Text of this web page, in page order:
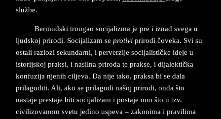
službe.
Bermudski trougao socijalizma je pre i iznad svega u
ljudskoj prirodi. Socijalizam se protivi prirodi čoveka. Svi su
ostali razlozi sekundarni, i perverzije socijalističke ideje u
istorijskoj praksi, i nasilna priroda te prakse, i dijalektička
konfuzija njenih ciljeva. Da nije tako, praksa bi se dala
prilagoditi. Ali, ako se prilagodi našoj prirodi, onda što
nastaje prestaje biti socijalizam i postaje ono što u tzv.
civilizovanom svetu jedino uspeva – zakonima i pravilima